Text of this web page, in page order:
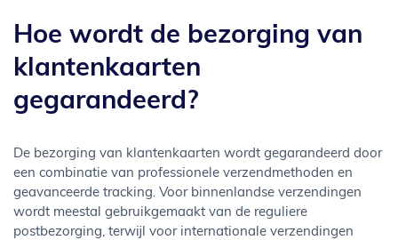
Hoe wordt de bezorging van
klantenkaarten
gegarandeerd?
De bezorging van klantenkaarten wordt gegarandeerd door
een combinatie van professionele verzendmethoden en
geavanceerde tracking. Voor binnenlandse verzendingen
wordt meestal gebruikgemaakt van de reguliere
postbezorging, terwijl voor internationale verzendingen